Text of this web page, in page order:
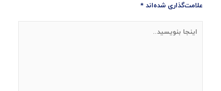
علامت‌گذاری شده‌اند *
بنویسید..